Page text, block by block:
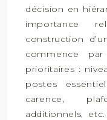
décision en
importance
construction
commence
prioritaires :
postes
carence,
additionnels,